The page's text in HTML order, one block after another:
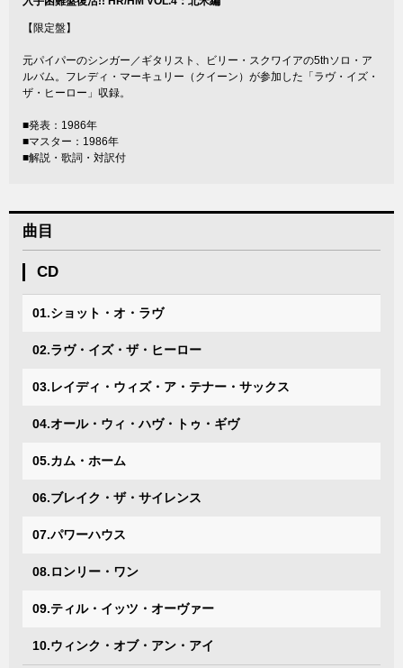
【限定盤】
元パイパーのシンガー／ギタリスト、ビリー・スクワイアの5thソロ・ア
ルバム。フレディ・マーキュリー（クイーン）が参加した「ラヴ・イズ・
ザ・ヒーロー」収録。
■発表：1986年
■マスター：1986年
■解説・歌詞・対訳付
曲目
CD
01.ショット・オ・ラヴ
02.ラヴ・イズ・ザ・ヒーロー
03.レイディ・ウィズ・ア・テナー・サックス
04.オール・ウィ・ハヴ・トゥ・ギヴ
05.カム・ホーム
06.ブレイク・ザ・サイレンス
07.パワーハウス
08.ロンリー・ワン
09.ティル・イッツ・オーヴァー
10.ウィンク・オブ・アン・アイ